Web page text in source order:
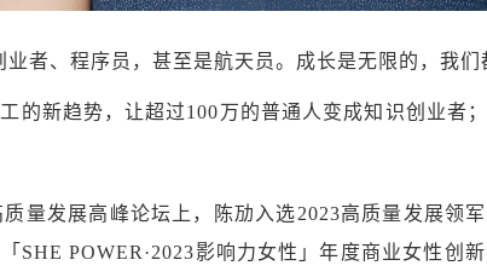
者、程序员，甚至是航天员。成长是无限的，我
的新趋势，让超过100万的普通人变成知识创业者
量发展高峰论坛上，陈劢入选2023高质量发展领
SHE POWER·2023影响力女性」年度商业女性